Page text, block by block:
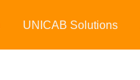
UNICAB Solutions